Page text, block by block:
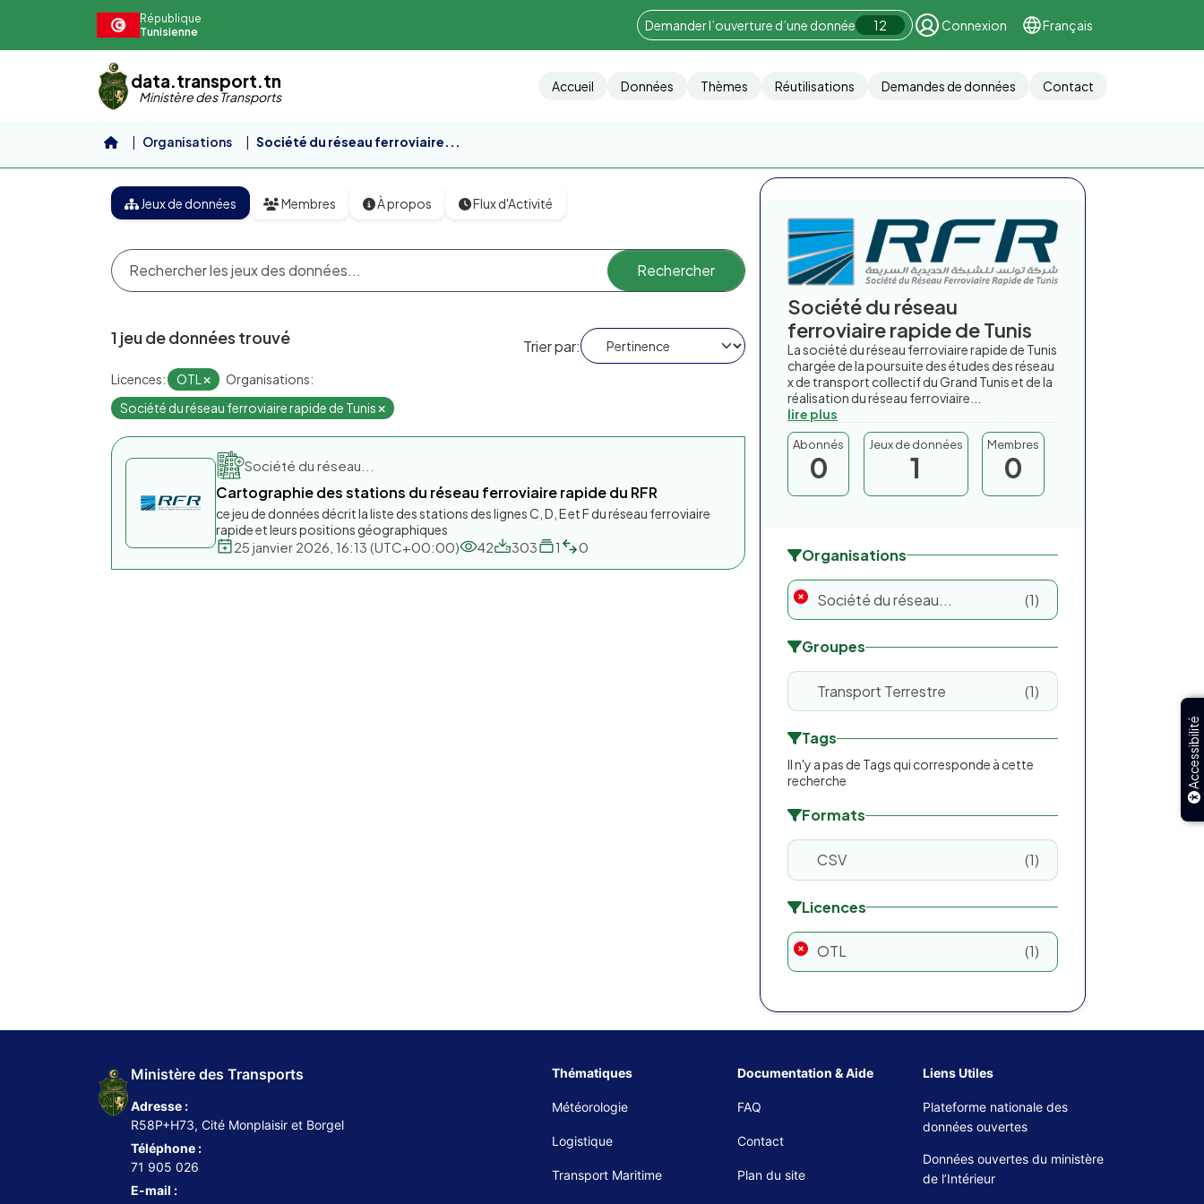
Accessibilité
République
Tunisienne
Demander l’ouverture d’une donnée 12 Connexion Français
data.transport.tn
Ministère des Transports
Accueil Données Thèmes Réutilisations Demandes de données Contact
Organisations Société du réseau ferroviaire...
Jeux de données Membres À propos Flux d'Activité
Trier par
1 jeu de données trouvé
Licences: OTL
Organisations:
Société du réseau ferroviaire rapide de Tunis
Société du réseau...
Cartographie des stations du réseau ferroviaire rapide du RFR
ce jeu de données décrit la liste des stations des lignes C, D, E et F du réseau ferroviaire
rapide et leurs positions géographiques
25 janvier 2026, 16:13 (UTC+00:00) 42 303 1 0
Société du réseau
ferroviaire rapide de Tunis
La société du réseau ferroviaire rapide de Tunis
chargée de la poursuite des études des réseau
x de transport collectif du Grand Tunis et de la
réalisation du réseau ferroviaire...
lire plus
Abonnés
0
Jeux de données
1
Membres
0
Organisations
Société du réseau... 1
Groupes
Transport Terrestre 1
Tags
Il n'y a pas de Tags qui corresponde à cette
recherche
Formats
CSV 1
Licences
OTL 1
Ministère des Transports
Adresse :
R58P+H73, Cité Monplaisir et Borgel
Téléphone :
71 905 026
E-mail :
Thématiques
Météorologie
Logistique
Transport Maritime
Documentation & Aide
FAQ
Contact
Plan du site
Liens Utiles
Plateforme nationale des
données ouvertes
Données ouvertes du ministère
de l’Intérieur